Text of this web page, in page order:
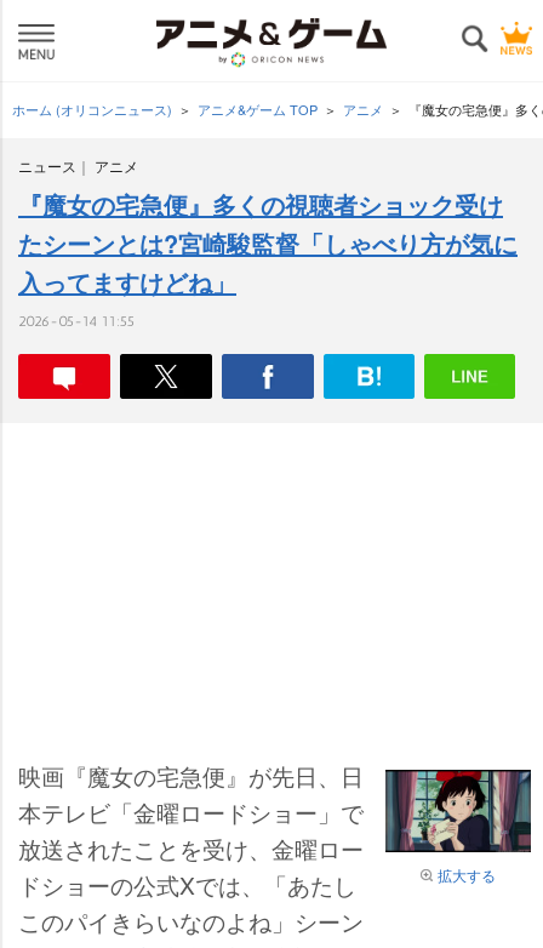
ホーム (オリコンニュース) アニメ&ゲーム TOP アニメ 『魔女の宅急便』多
ニュース アニメ
『魔女の宅急便』多くの視聴者ショック受け
たシーンとは?宮崎駿監督「しゃべり方が気に
入ってますけどね」
2026-05-14 11:55
拡大する
映画『魔女の宅急便』が先日、日
本テレビ「金曜ロードショー」で
放送されたことを受け、金曜ロー
ドショーの公式Xでは、「あたし
このパイきらいなのよね」シーン